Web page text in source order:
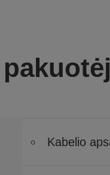
Kabelio